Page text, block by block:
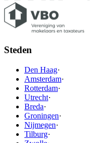
Steden
Den Haag·
Amsterdam·
Rotterdam·
Utrecht·
Breda·
Groningen·
Nijmegen·
Tilburg·